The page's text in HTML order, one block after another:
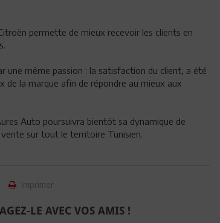
permette de mieux recevoir les clients en
une même passion : la satisfaction du client, a été
la marque afin de répondre au mieux aux
Auto poursuivra bientôt sa dynamique de
sur tout le territoire Tunisien.
Imprimer
LE AVEC VOS AMIS !